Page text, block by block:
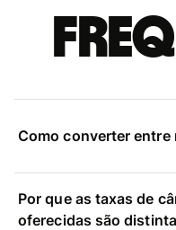
Como converter entre
Por que as taxas de
oferecidas são